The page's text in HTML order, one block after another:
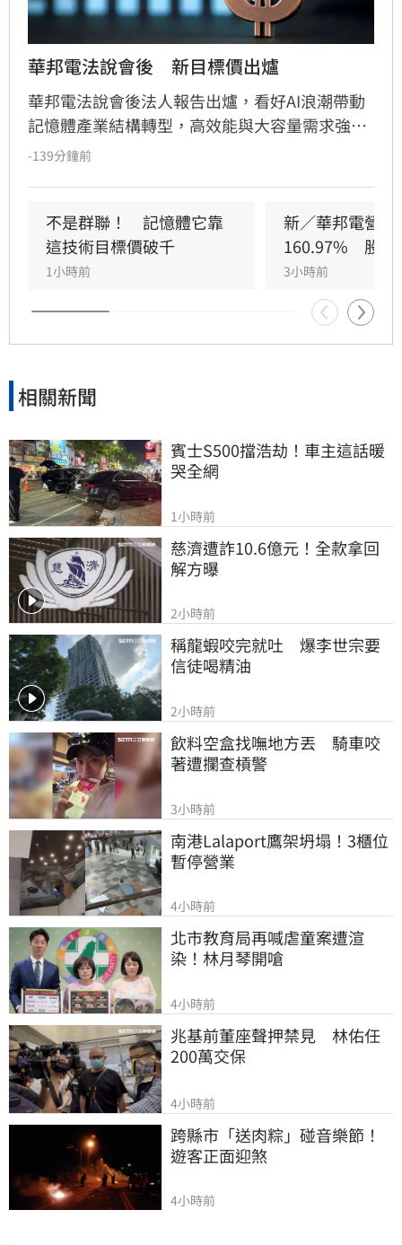
華邦電法說會後　新目標價出爐
華邦電法說會後法人報告出爐，看好AI浪潮帶動
記憶體產業結構轉型，高效能與大容量需求強
勁，推升DRAM與Flash報價持續走揚。華邦電第
擎，公司並大幅調升2026年資本支出至395億
元，全力衝刺高雄廠擴產與先進製程。法人分析
指出，隨AI需求爆發，2027年記憶體供需缺口將
擴大，華邦電中長線營運看俏，兩家本土券商分
別給予200元及275元目標價，市場對其獲利爆發
力寄予厚望。提醒投資人，投資股票具備風險，
-139分鐘前
不是群聯！　記憶體它靠
這技術目標價破千
1小時前
新／華邦電營收
160.97%　股價
3小時前
相關新聞
賓士S500擋浩劫！車主這話暖
哭全網
1小時前
慈濟遭詐10.6億元！全款拿回
解方曝
2小時前
稱龍蝦咬完就吐　爆李世宗要
信徒喝精油
2小時前
飲料空盒找嘸地方丟　騎車咬
著遭攔查槓警
3小時前
南港Lalaport鷹架坍塌！3櫃位
暫停營業
4小時前
北市教育局再喊虐童案遭渲
染！林月琴開嗆
4小時前
兆基前董座聲押禁見　林佑任
200萬交保
4小時前
跨縣市「送肉粽」碰音樂節！
遊客正面迎煞
4小時前